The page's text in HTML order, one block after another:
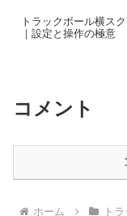
トラックボール横ス
｜設定と操作の極意
コメント
ホーム ト